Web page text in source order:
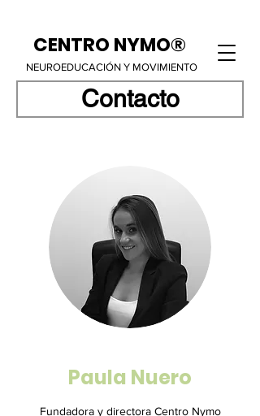
CENTRO NYMO®
NEUROEDUCACIÓN Y MOVIMIENTO
Contacto
Paula Nuero
Fundadora y directora Centro Nymo